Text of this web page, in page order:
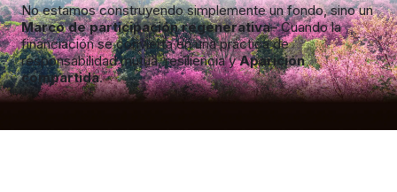
No estamos construyendo simplemente un fondo, sino un
Marco de participación regenerativa– Cuando la
financiación se convierta en una práctica de
responsabilidad mutua, resiliencia yAparición
compartida.